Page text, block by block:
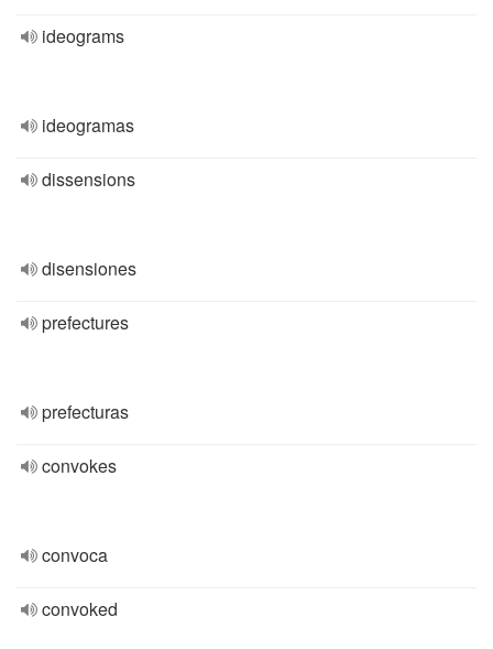
ideograms
ideogramas
dissensions
disensiones
prefectures
prefecturas
convokes
convoca
convoked